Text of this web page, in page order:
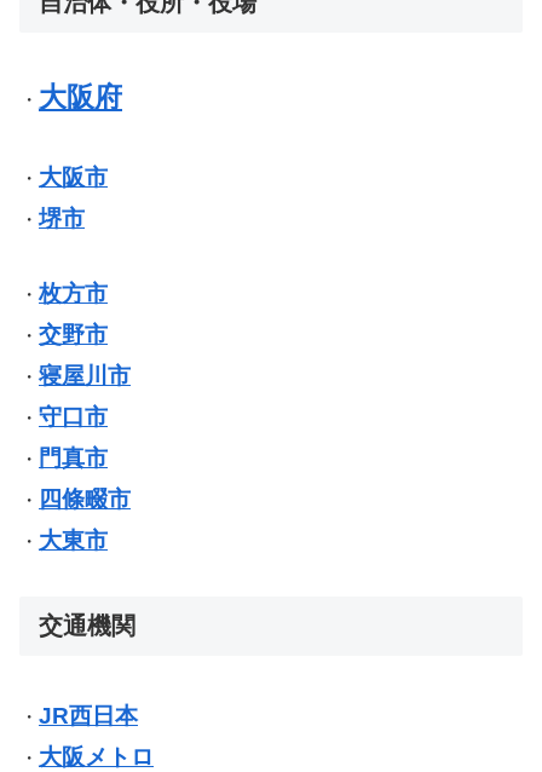
・ 大阪府
・ 大阪市
・堺市
・枚方市
・ 交野市
・ 寝屋川市
・ 守口市
・ 門真市
・ 四條畷市
・ 大東市
交通機関
・ JR西日本
・ 大阪メトロ